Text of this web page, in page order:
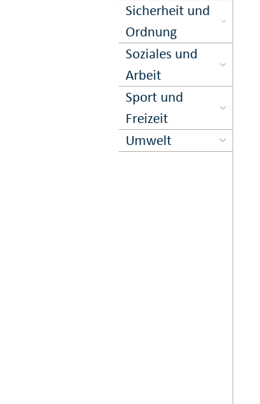
Sicher­heit und
Ord­nung
Soziales und
Arbeit
Sport und
Freizeit
Umwelt